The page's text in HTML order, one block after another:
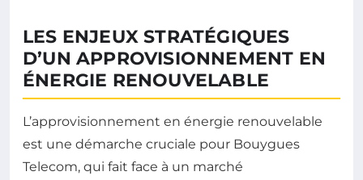
LES ENJEUX STRATÉGIQUES
D’UN APPROVISIONNEMENT EN
ÉNERGIE RENOUVELABLE
L’approvisionnement en énergie renouvelable
est une démarche cruciale pour Bouygues
Telecom, qui fait face à un marché